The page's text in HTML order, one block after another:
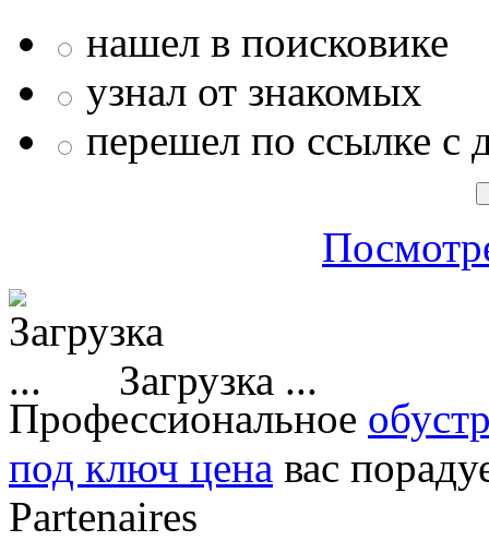
нашел в поисковике
узнал от знакомых
перешел по ссылке с
Загрузка ...
Профессиональное
под ключ цена вас
Partenaires